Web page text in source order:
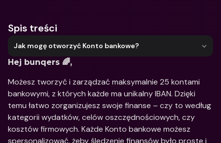
Spis treści
Jak mogę otworzyć Konto bankowe?
Hej bunqers 🌈,
Możesz tworzyć i zarządzać maksymalnie 25 kontami
bankowymi, z których każde ma unikalny IBAN. Dzięki
temu łatwo zorganizujesz swoje finanse – czy to według
kategorii wydatków, celów oszczędnościowych, czy
kosztów firmowych. Każde Konto bankowe możesz
spersonalizować, żeby śledzenie finansów było proste i